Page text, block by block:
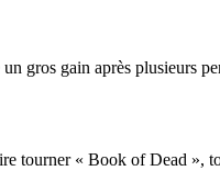
gros gain après plusieurs
tourner « Book of Dead »,